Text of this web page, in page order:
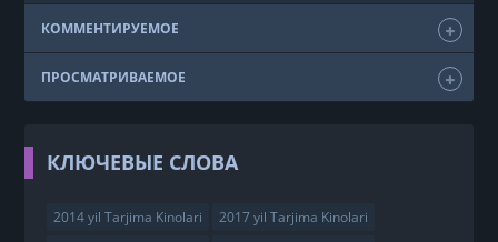
КОММЕНТИРУЕМОЕ
ПРОСМАТРИВАЕМОЕ
КЛЮЧЕВЫЕ СЛОВА
2014 yil Tarjima Kinolari
2017 yil Tarjima Kinolari